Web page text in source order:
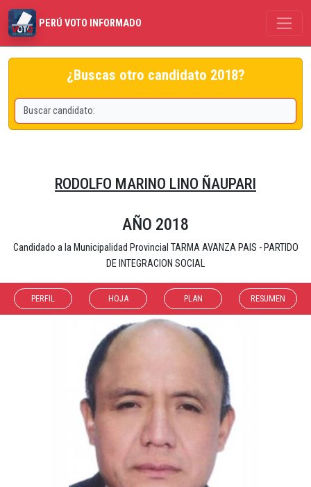
PERÚ VOTO INFORMADO
¿Buscas otro candidato 2018?
RODOLFO MARINO LINO ÑAUPARI
AÑO 2018
Candidado a la Municipalidad Provincial TARMA AVANZA PAIS - PARTIDO
DE INTEGRACION SOCIAL
PERFIL HOJA PLAN RESUMEN